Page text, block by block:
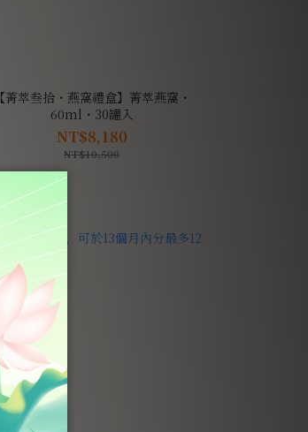
【菁萃叁拾・燕窩禮盒】菁萃燕窩・
60ml・30罐入
NT$8,180
NT$10,500